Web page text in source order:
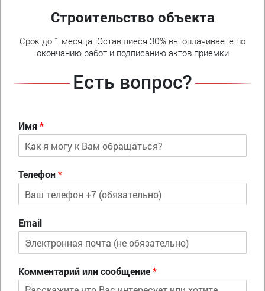
Строительство объекта
Срок до 1 месяца. Оставшиеся 30% вы оплачиваете по
окончанию работ и подписанию актов приемки
Есть вопрос?
Имя *
Телефон*
Email
Комментарий или сообщение*